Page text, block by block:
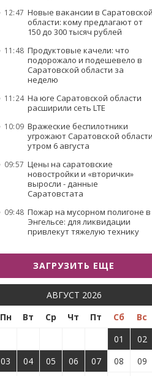
12:47 Новые вакансии в Саратовской
области: кому предлагают от
150 до 300 тысяч рублей
11:48 Продуктовые качели: что
подорожало и подешевело в
Саратовской области за
неделю
11:24 На юге Саратовской области
расширили сеть LTE
10:09 Вражеские беспилотники
угрожают Саратовской области
утром 6 августа
09:57 Цены на саратовские
новостройки и «вторички»
выросли - данные
Саратовстата
09:48 Пожар на мусорном полигоне в
Энгельсе: для ликвидации
привлекут тяжелую технику
ЗАГРУЗИТЬ ЕЩЕ
АВГУСТ 2026
Пн
Вт Ср Чт Пт Сб
Вс
01
02
03
04 05 06 07 08
09